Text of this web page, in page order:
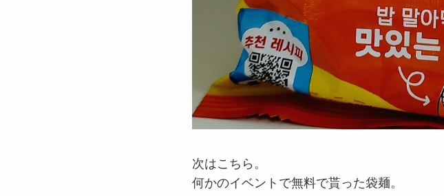
次はこちら。
何かのイベントで無料で貰った袋麺。